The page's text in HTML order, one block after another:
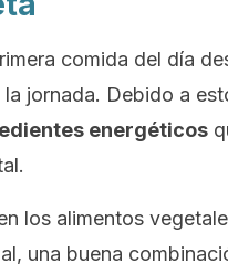
comida del día
jornada. Debido a
energéticos
los alimentos
una buena